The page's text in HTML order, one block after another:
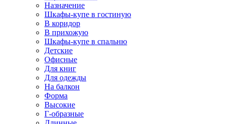
Назначение
Шкафы-купе в гостиную
В коридор
В прихожую
Шкафы-купе в спальню
Детские
Офисные
Для книг
Для одежды
На балкон
Форма
Высокие
Г-образные